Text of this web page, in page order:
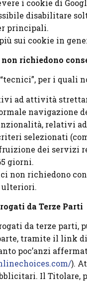
i cookie di
disabilitare
principali.
sui cookie in
richiedono
per i quali
ad attività
navigazione
relativi
selezionati
dei servizi
giorni.
non richiedono
da Terze Parti
da terze
tramite il link
poc’anzi
).
Il Titolare,